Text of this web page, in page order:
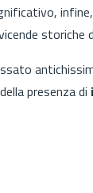
storiche
presenza di